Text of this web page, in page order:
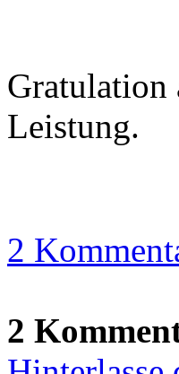
Gratulation
Leistung.
2
2